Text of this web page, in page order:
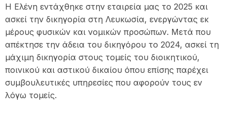
Η Ελένη εντάχθηκε στην εταιρεία μας το 2025 και
ασκεί την δικηγορία στη Λευκωσία, ενεργώντας εκ
μέρους φυσικών και νομικών προσώπων. Μετά που
απέκτησε την άδεια του δικηγόρου το 2024, ασκεί τη
μάχιμη δικηγορία στους τομείς του διοικητικού,
ποινικού και αστικού δικαίου όπου επίσης παρέχει
συμβουλευτικές υπηρεσίες που αφορούν τους εν
λόγω τομείς.